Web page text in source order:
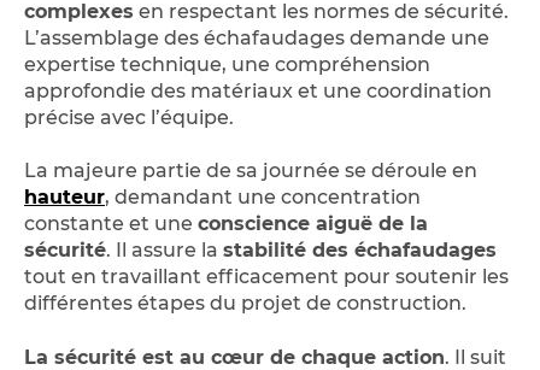
complexes en respectant les normes de sécurité.
L’assemblage des échafaudages demande une
expertise technique, une compréhension
approfondie des matériaux et une coordination
précise avec l’équipe.
La majeure partie de sa journée se déroule en
hauteur, demandant une concentration
constante et une conscience aiguë de la
sécurité. Il assure la stabilité des échafaudages
tout en travaillant efficacement pour soutenir les
différentes étapes du projet de construction.
La sécurité est au cœur de chaque action. Il suit